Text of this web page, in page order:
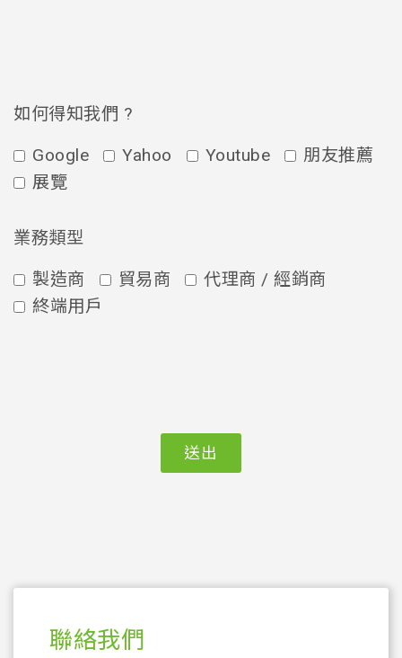
如何得知我們 ?
Google
Yahoo Youtube
朋友推薦
展覽
業務類型
製造商
貿易商
代理商 / 經銷商
終端用戶
送出
聯絡我們